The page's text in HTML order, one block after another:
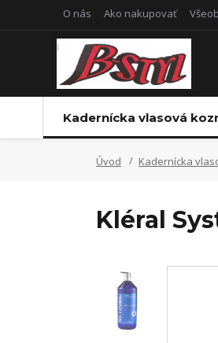
O nás Ako nakupovať
Kadernícka vlasová
Úvod Kadernícka
Kléral